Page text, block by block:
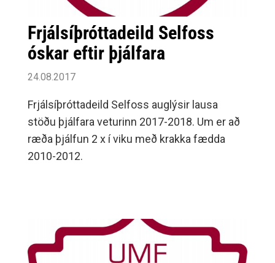
Frjálsíþróttadeild Selfoss
óskar eftir þjálfara
24.08.2017
Frjálsíþróttadeild Selfoss auglýsir lausa
stöðu þjálfara veturinn 2017-2018. Um er að
ræða þjálfun 2 x í viku með krakka fædda
2010-2012.